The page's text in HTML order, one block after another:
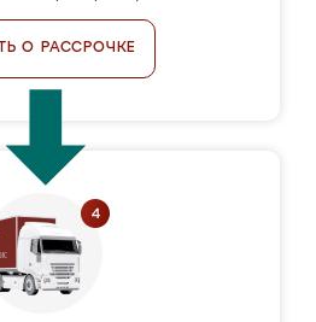
О РАССРОЧКЕ